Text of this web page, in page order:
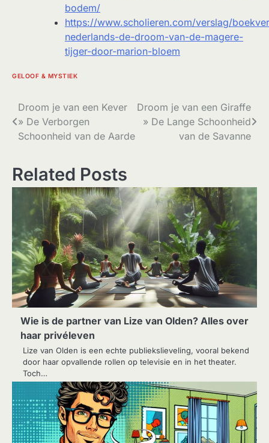
bodem/
https://www.scholieren.com/verslag/
nederlands-de-droom-van-de-magere-
tijger-door-marion-bloem
GELOOF & MYSTIEK
Bericht
navigatie
Droom je van een Kever
» De Verborgen
Schoonheid van de Aarde
Droom je van een Giraffe
» De Lange Schoonheid
van de Savanne
Related Posts
Wie is de partner van Lize van Olden? Alles over
haar privéleven
Lize van Olden is een echte publiekslieveling, vooral bekend
door haar opvallende rollen op televisie en in het theater.
Toch…